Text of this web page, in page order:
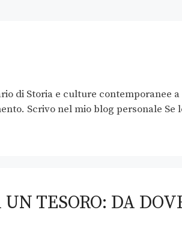
di Storia e culture contemporanee a
Scrivo nel mio blog personale Se
TESORO: DA